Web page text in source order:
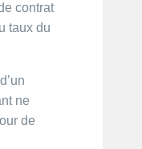
contrat
taux du
ne
de